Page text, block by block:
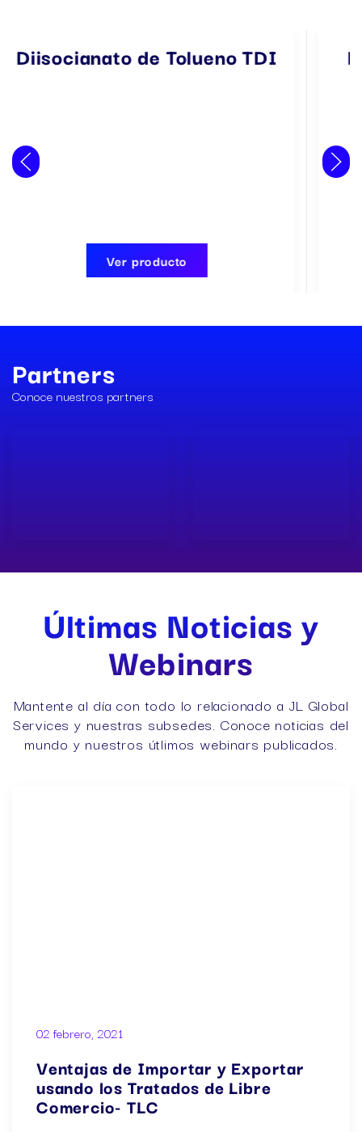
Estaño TIN T9
Ver producto
Poliol
Partners
Conoce nuestros partners
Últimas Noticias y
Webinars
Mantente al día con todo lo relacionado a JL Global
Services y nuestras subsedes. Conoce noticias del
mundo y nuestros útlimos webinars publicados.
02 febrero, 2021
Ventajas de Importar y Exportar
usando los Tratados de Libre
Comercio- TLC